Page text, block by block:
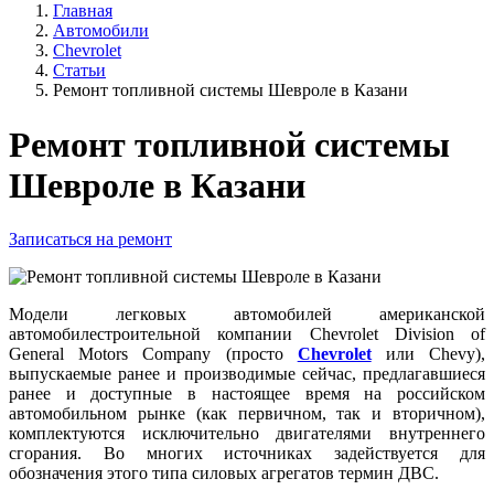
Главная
Автомобили
Chevrolet
Статьи
Ремонт топливной системы Шевроле в Казани
Ремонт топливной системы
Шевроле в Казани
Записаться на ремонт
Модели легковых автомобилей американской
автомобилестроительной компании Chevrolet Division of
General Motors Company (просто Chevroletили Chevy),
выпускаемые ранее и производимые сейчас, предлагавшиеся
ранее и доступные в настоящее время на российском
автомобильном рынке (как первичном, так и вторичном),
комплектуются исключительно двигателями внутреннего
сгорания. Во многих источниках задействуется для
обозначения этого типа силовых агрегатов термин ДВС.